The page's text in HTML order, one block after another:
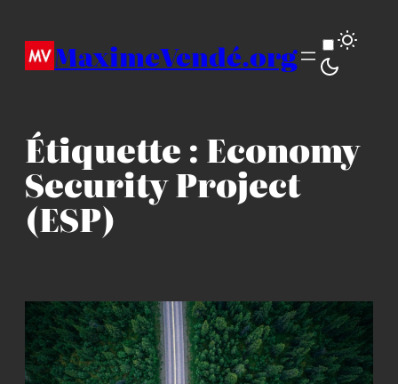
contenuMaximeVendé.org
Étiquette : Economy
Security Project
(ESP)